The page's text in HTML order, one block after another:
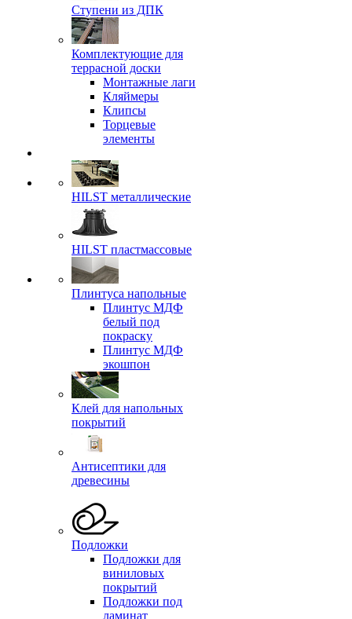
Ступени из ДПК
Комплектующие для
террасной доски
Монтажные лаги
Кляймеры
Клипсы
Торцевые
элементы
HILST металлические
HILST пластмассовые
Плинтуса напольные
Плинтус МДФ
белый под
покраску
Плинтус МДФ
экошпон
Клей для напольных
покрытий
Антисептики для
древесины
Подложки
Подложки для
виниловых
покрытий
Подложки под
ламинат